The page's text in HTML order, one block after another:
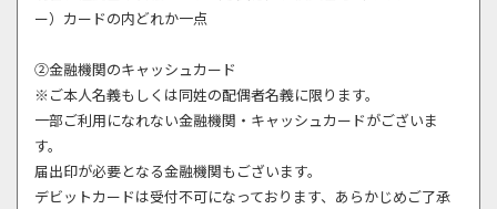
ー）カードの内どれか一点
②金融機関のキャッシュカード
※ご本人名義もしくは同姓の配偶者名義に限ります。
一部ご利用になれない金融機関・キャッシュカードがございま
す。
届出印が必要となる金融機関もございます。
デビットカードは受付不可になっております、あらかじめご了承